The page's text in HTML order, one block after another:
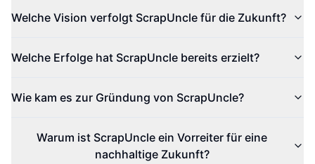
Welche Vision verfolgt ScrapUncle für die Zukunft?
Welche Erfolge hat ScrapUncle bereits erzielt?
Wie kam es zur Gründung von ScrapUncle?
Warum ist ScrapUncle ein Vorreiter für eine
nachhaltige Zukunft?